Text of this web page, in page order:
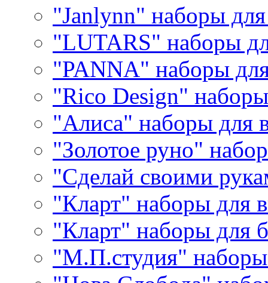
"Janlynn" наборы
"LUTARS" наборы
"PANNA" наборы
"Rico Design"
"Алиса" наборы для
"Золотое руно"
"Сделай своими
"Кларт" наборы для
"Кларт" наборы для
"М.П.студия"